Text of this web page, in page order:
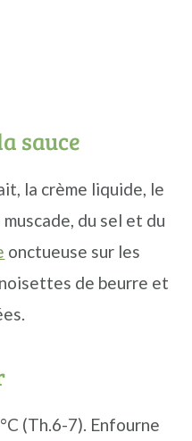
sauce
la crème liquide, le
du sel et du
onctueuse sur les
de beurre et
(Th.6-7). Enfourne